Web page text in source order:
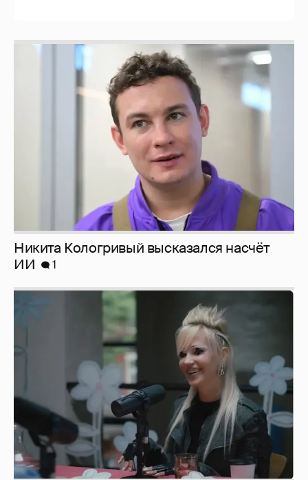
Никита Кологривый высказался насчёт
Певица Глюкоза рассказала о съёмках для
эротического журнала
3